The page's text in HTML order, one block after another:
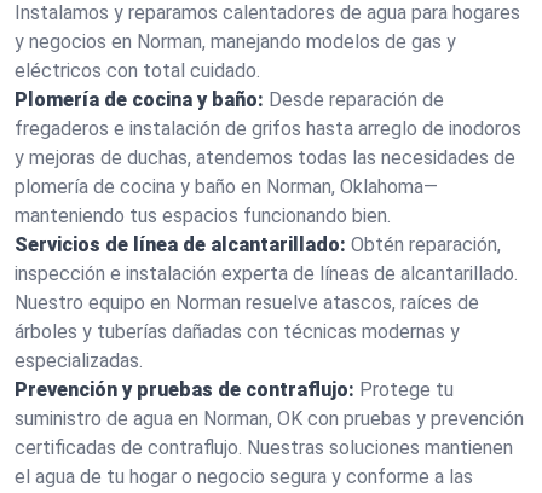
Instalamos y reparamos calentadores de agua para hogares
y negocios en Norman, manejando modelos de gas y
eléctricos con total cuidado.
Plomería de cocina y baño: Desde reparación de
fregaderos e instalación de grifos hasta arreglo de inodoros
y mejoras de duchas, atendemos todas las necesidades de
plomería de cocina y baño en Norman, Oklahoma—
manteniendo tus espacios funcionando bien.
Servicios de línea de alcantarillado: Obtén reparación,
inspección e instalación experta de líneas de alcantarillado.
Nuestro equipo en Norman resuelve atascos, raíces de
árboles y tuberías dañadas con técnicas modernas y
especializadas.
Prevención y pruebas de contraflujo: Protege tu
suministro de agua en Norman, OK con pruebas y prevención
certificadas de contraflujo. Nuestras soluciones mantienen
el agua de tu hogar o negocio segura y conforme a las